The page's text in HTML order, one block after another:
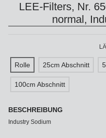
LEE-Filters, Nr.
normal,
Rolle 25cm Abschnitt
100cm Abschnitt
BESCHREIBUNG
Industry Sodium